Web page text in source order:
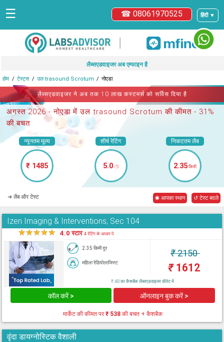
हिंदी ▼
☎ 08061970525
☰
|
लैब्सएडवाइजर अब एम्फाइन है
होम टेस्ट्स उल trasound Scrotum नोएडा
लैब्सएडवाइजर ने अब तक 10 लाख कस्टमर्स को सर्विस दिया है
अगस्त 2026 -नोएडा में उल trasound Scrotum की कीमत - 31%
की बचत
न्यूनतम मूल्य
₹ 1485
शीर्ष रेटिंग
5.0/5
निकटतम लैब
2.35किमी
➜ लैब और टेस्ट ◉ आपका स्थान ↺ टेस्ट बदले
Izen Imaging & Interventions, Sec 104
★★★★★ 4.0 स्टार4 रेटिंग के आधार पे
2.35 किमी दूर
महिला रेडियोलाजिस्ट
₹2150
₹1612
₹ 48 का कैशबैक लैब्सएडवाइजर वॉलेट में
कॉल करें > ऑनलाइन बुक करें >
मार्केट की कीमत पर₹ 538की बचत + कैशबैक
वृंदा डायग्नोस्टिक वैशाली